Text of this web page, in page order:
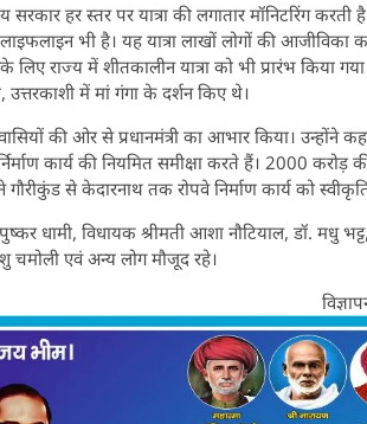
हर स्तर पर यात्रा की लगातार मॉनिटरिंग करती
लाइफलाइन भी है। यह यात्रा लाखों लोगों की
राज्य में शीतकालीन यात्रा को भी प्रारंभ किया गया
में मां गंगा के दर्शन किए थे।
की ओर से प्रधानमंत्री का आभार किया। उन्होंने
कार्य की नियमित समीक्षा करते हैं। 2000 करोड़
से केदारनाथ तक रोपवे निर्माण कार्य को
धामी, विधायक श्रीमती आशा नौटियाल, डॉ. मधु
चमोली एवं अन्य लोग मौजूद रहे।